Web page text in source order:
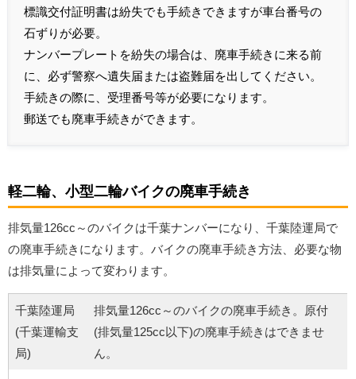
標識交付証明書は紛失でも手続きできますが車台番号の
石ずりが必要。
ナンバープレートを紛失の場合は、廃車手続きに来る前
に、必ず警察へ遺失届または盗難届を出してください。
手続きの際に、受理番号等が必要になります。
郵送でも廃車手続きができます。
軽二輪、小型二輪バイクの廃車手続き
排気量126cc～のバイクは千葉ナンバーになり、千葉陸運局で
の廃車手続きになります。バイクの廃車手続き方法、必要な物
は排気量によって変わります。
千葉陸運局
(千葉運輸支
局)
排気量126cc～のバイクの廃車手続き。原付
(排気量125cc以下)の廃車手続きはできませ
ん。